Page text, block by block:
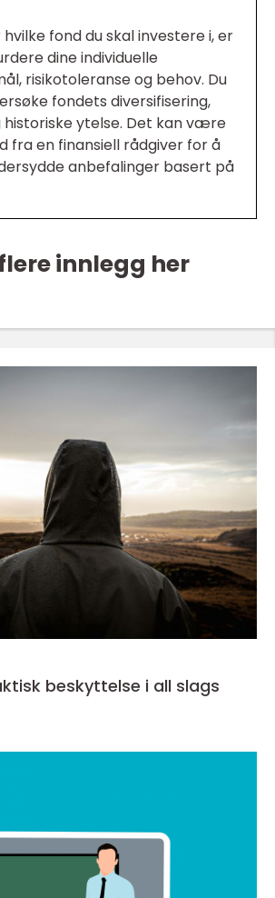
fond du skal investere i, er
dine individuelle
risikotoleranse og behov. Du
fondets diversifisering,
historiske ytelse. Det kan være
fra en finansiell rådgiver for å
anbefalinger basert på
innlegg her